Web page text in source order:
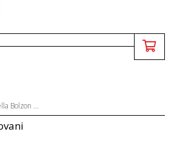
Bolzon ...